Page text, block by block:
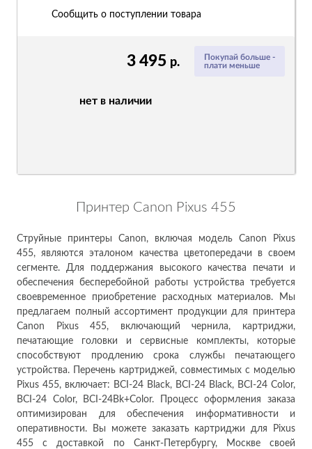
Покупай больше -
плати меньше
3 495 р.
нет в наличии
Сообщить о поступлении товара
Принтер Canon Pixus 455
Струйные принтеры Canon, включая модель Canon Pixus
455, являются эталоном качества цветопередачи в своем
сегменте. Для поддержания высокого качества печати и
обеспечения бесперебойной работы устройства требуется
своевременное приобретение расходных материалов. Мы
предлагаем полный ассортимент продукции для принтера
Canon Pixus 455, включающий чернила, картриджи,
печатающие головки и сервисные комплекты, которые
способствуют продлению срока службы печатающего
устройства. Перечень картриджей, совместимых с моделью
Pixus 455, включает: BCI-24 Black, BCI-24 Black, BCI-24 Color,
BCI-24 Color, BCI-24Bk+Color. Процесс оформления заказа
оптимизирован для обеспечения информативности и
оперативности. Вы можете заказать картриджи для Pixus
455 с доставкой по Санкт-Петербургу, Москве своей